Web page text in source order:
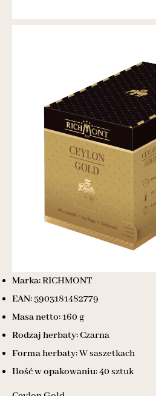
Marka:RICHMONT
EAN:5903181482779
Masa netto:160 g
Rodzaj herbaty:Czarna
Forma herbaty:W saszetkach
Ilość w opakowaniu:40 sztuk